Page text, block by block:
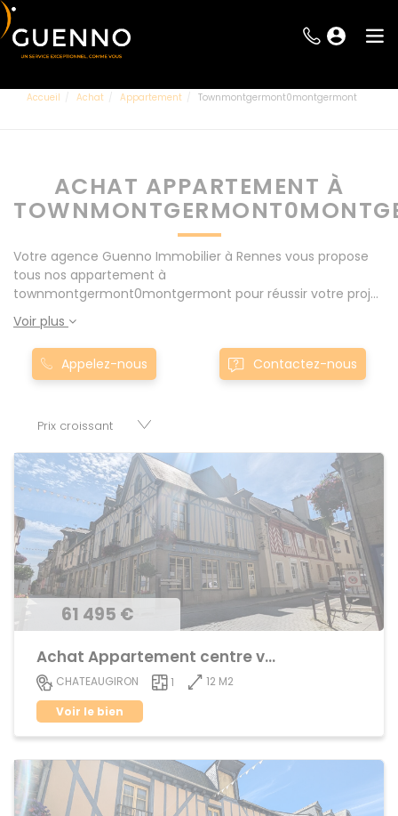
Accueil Achat Appartement Townmontgermont0montgermont
ACHAT APPARTEMENT À
Votre agence Guenno Immobilier à Rennes vous propose
tous nos appartement à
townmontgermont0montgermont pour réussir votre projet
immobilier d' achat. Consultez l'ensemble de nos offres à
Rennes mais également aux alentours : Le Rheu, Pacé,
Montgermont... Nos appartement à
townmontgermont0montgermont sont proposés au
votre disposition parkings, cessions de baux, fonds de
et murs.
Voir plus
Appelez-nous Contactez-nous
61 495 €
Achat Appartement centre ville
CHATEAUGIRON 1
12 M2
Voir le bien